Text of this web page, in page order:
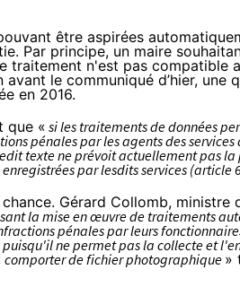
être aspirées
Par principe, un maire
traitement n'est pas compatible
le communiqué d’hier, une
en 2016.
que « si les traitements de données
pénales par les agents des
texte ne prévoit actuellement pas
par lesdits services (article
Gérard Collomb, ministre
la mise en œuvre de traitements
pénales par leurs
ne permet pas la collecte et
comporter de fichier photographique »